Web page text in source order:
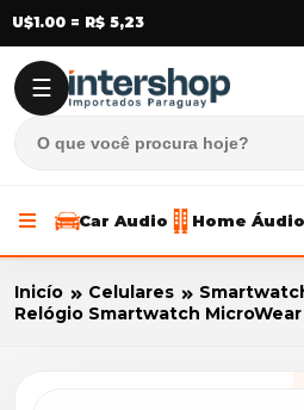
U$1.00 = R$ 5,23
☰
Car Audio Home Áudio
Inicío Celulares
Relógio Smartwatch